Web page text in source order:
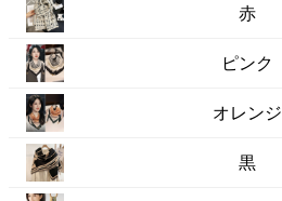
赤
ピンク
オレンジ
黒